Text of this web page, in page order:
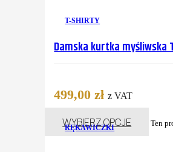
T-SHIRTY
RĘKAWICZKI
Damska kurtka myśliwska
499,00zł z VAT
WYBIERZ OPCJE Ten